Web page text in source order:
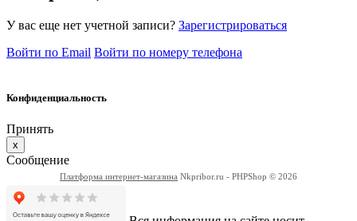
У вас еще нет учетной записи? Зарегистрироваться
Войти по Email Войти по номеру телефона
Конфиденциальность
Принять
x
Сообщение
Платформа интернет-магазина Nkpribor.ru - PHPShop © 2026